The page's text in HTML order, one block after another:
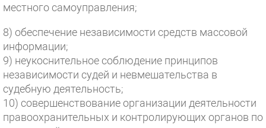
местного самоуправления;
8) обеспечение независимости средств массовой
информации;
9) неукоснительное соблюдение принципов
независимости судей и невмешательства в
судебную деятельность;
10) совершенствование организации деятельности
правоохранительных и контролирующих органов по